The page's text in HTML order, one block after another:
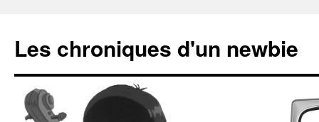
Les chroniques d'un newbie